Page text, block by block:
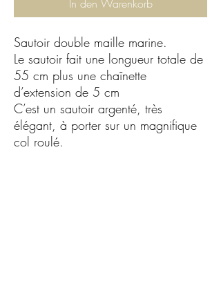
In den Warenkorb
Sautoir double maille marine.
Le sautoir fait une longueur totale de
55 cm plus une chaînette
d’extension de 5 cm
C’est un sautoir argenté, très
élégant, à porter sur un magnifique
col roulé.